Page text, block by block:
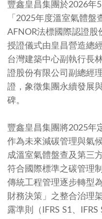
豐鑫皇昌集團於2026年
「2025年度溫室氣體
AFNOR法標國際認證股
授證儀式由皇昌營造總
台灣建築中心副執行長
證股份有限公司副總經
證，象徵集團永續發展
碑。
豐鑫皇昌集團將2025年
作為未來減碳管理與氣
成溫室氣體盤查及第三
符合國際標準之碳管理
傳統工程管理逐步轉型
財務決策」之整合治理
露準則（IFRS S1、